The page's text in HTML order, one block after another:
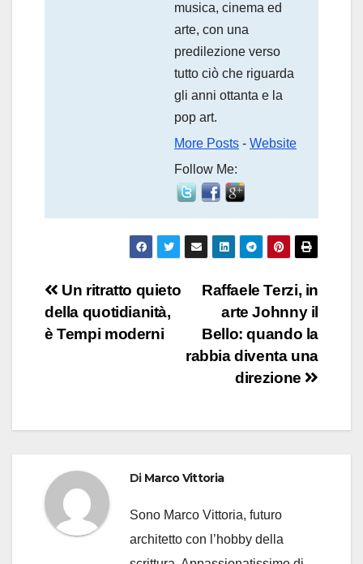
musica, cinema ed
arte, con una
predilezione verso
tutto ciò che riguarda
gli anni ottanta e la
pop art.
More Posts - Website
Follow Me:
Navigazione
articoli
Raffaele Terzi, in
arte Johnny il
Bello: quando la
rabbia diventa una
direzione
Un ritratto quieto
della quotidianità,
è Tempi moderni
Di Marco Vittoria
Sono Marco Vittoria, futuro
architetto con l’hobby della